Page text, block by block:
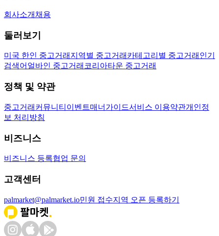
회사소개 채용
둘러보기
미국 한인 중고거래 지역별 중고거래 카테고리별 중고거래 인기
검색어 얼바인 중고거래 코리아타운 중고거래
정책 및 약관
중고거래 커뮤니티 이벤트매너가이드서비스 이용약관개인정
보 처리방침
비즈니스
비즈니스 등록협업 문의
고객센터
palmarket@palmarket.io민원 접수지역 오픈 등록하기